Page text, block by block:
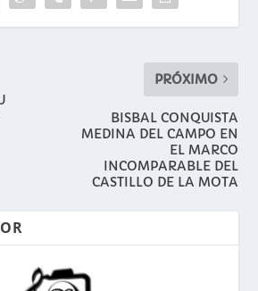
PRÓXIMO
BISBAL CONQUISTA
MEDINA DEL CAMPO EN
EL MARCO
INCOMPARABLE DEL
CASTILLO DE LA MOTA